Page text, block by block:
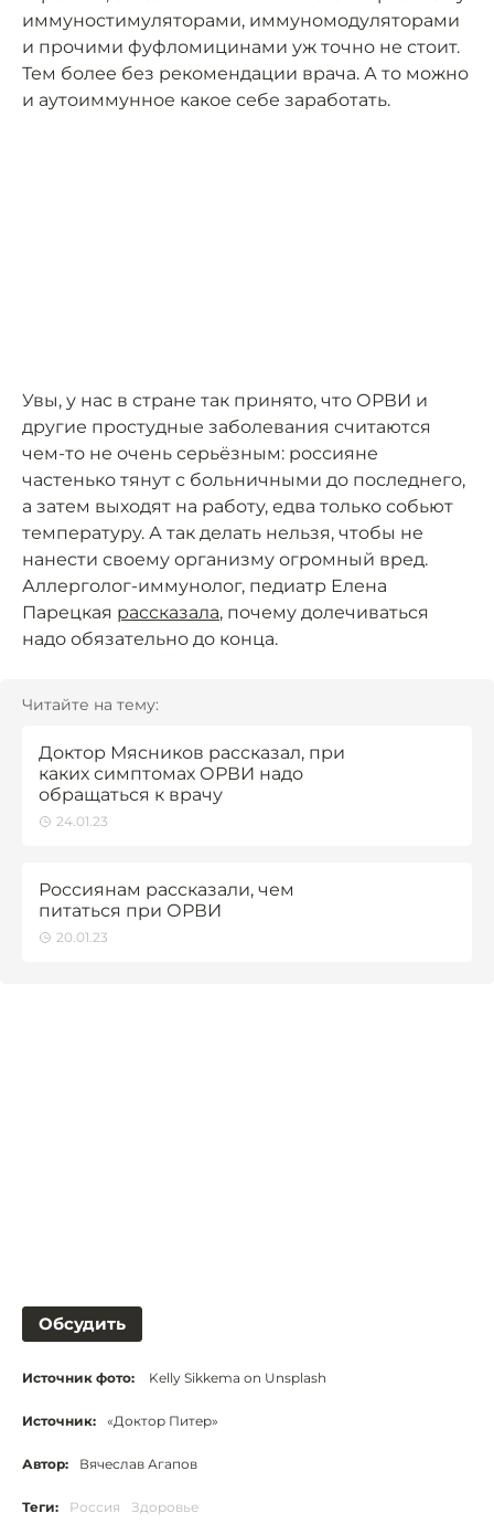
иммуностимуляторами, иммуномодуляторами
и прочими фуфломицинами уж точно не стоит.
Тем более без рекомендации врача. А то можно
и аутоиммунное какое себе заработать.
Увы, у нас в стране так принято, что ОРВИ и
другие простудные заболевания считаются
чем-то не очень серьёзным: россияне
частенько тянут с больничными до последнего,
а затем выходят на работу, едва только собьют
температуру. А так делать нельзя, чтобы не
нанести своему организму огромный вред.
Аллерголог-иммунолог, педиатр Елена
Парецкая рассказала, почему долечиваться
надо обязательно до конца.
Читайте на тему:
Доктор Мясников рассказал, при
каких симптомах ОРВИ надо
обращаться к врачу
24.01.23
Россиянам рассказали, чем
питаться при ОРВИ
20.01.23
Обсудить
Источник фото: Kelly Sikkema on Unsplash
Источник: «Доктор Питер»
Автор: Вячеслав Агапов
Теги: Россия Здоровье